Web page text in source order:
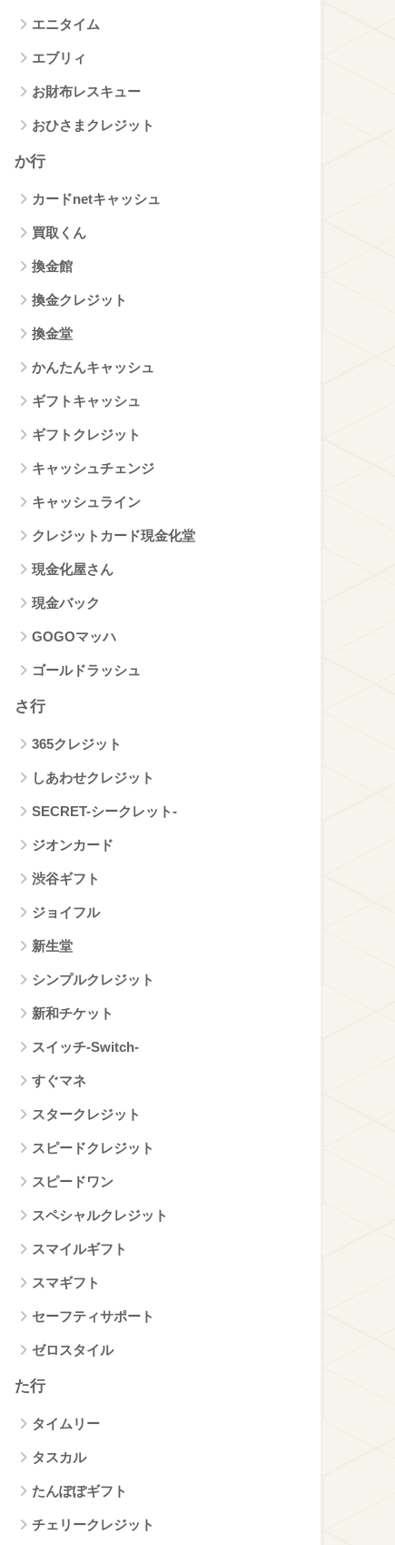
エニタイム
エブリィ
お財布レスキュー
おひさまクレジット
か行
カードnetキャッシュ
買取くん
換金館
換金クレジット
換金堂
かんたんキャッシュ
ギフトキャッシュ
ギフトクレジット
キャッシュチェンジ
キャッシュライン
クレジットカード現金化堂
現金化屋さん
現金バック
GOGOマッハ
ゴールドラッシュ
さ行
365クレジット
しあわせクレジット
SECRET-シークレット-
ジオンカード
渋谷ギフト
ジョイフル
新生堂
シンプルクレジット
新和チケット
スイッチ‐Switch‐
すぐマネ
スタークレジット
スピードクレジット
スピードワン
スペシャルクレジット
スマイルギフト
スマギフト
セーフティサポート
ゼロスタイル
た行
タイムリー
タスカル
たんぽぽギフト
チェリークレジット